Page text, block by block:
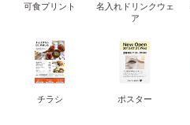
可食プリント
名入れドリンクウェ
ア
チラシ ポスター